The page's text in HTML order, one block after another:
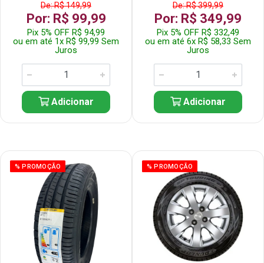
De: R$ 149,99
Por: R$ 99,99
Pix 5% OFF R$ 94,99
ou em até 1x R$ 99,99 Sem
Juros
Adicionar
De: R$ 399,99
Por: R$ 349,99
Pix 5% OFF R$ 332,49
ou em até 6x R$ 58,33 Sem
Juros
Adicionar
% PROMOÇÃO % PROMOÇÃO